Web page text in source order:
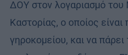
ΔΟΥ στον λογαριασμό του
Καστορίας, ο οποίος
γηροκομείου, και να